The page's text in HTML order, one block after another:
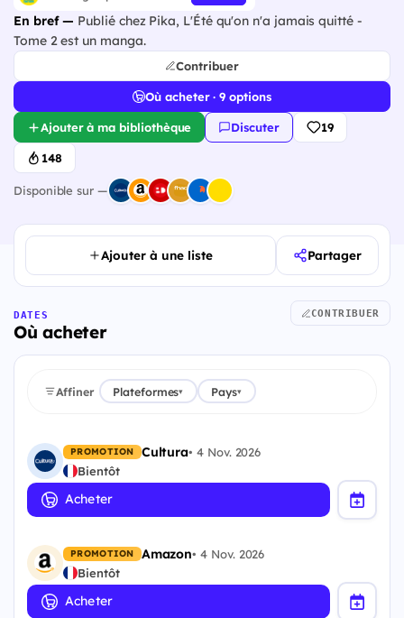
En bref — Publié chez Pika, L'Été qu'on n'a jamais quitté -
Tome 2 est un manga.
Contribuer
Où acheter · 9 options
Ajouter à ma bibliothèque Discuter 19
148
Disponible sur —
Ajouter à une liste Partager
DATES
Où acheter
CONTRIBUER
Affiner Plateformes▾ Pays▾
PROMOTION Cultura•4 Nov. 2026
Bientôt
Acheter
PROMOTION Amazon•4 Nov. 2026
Bientôt
Acheter